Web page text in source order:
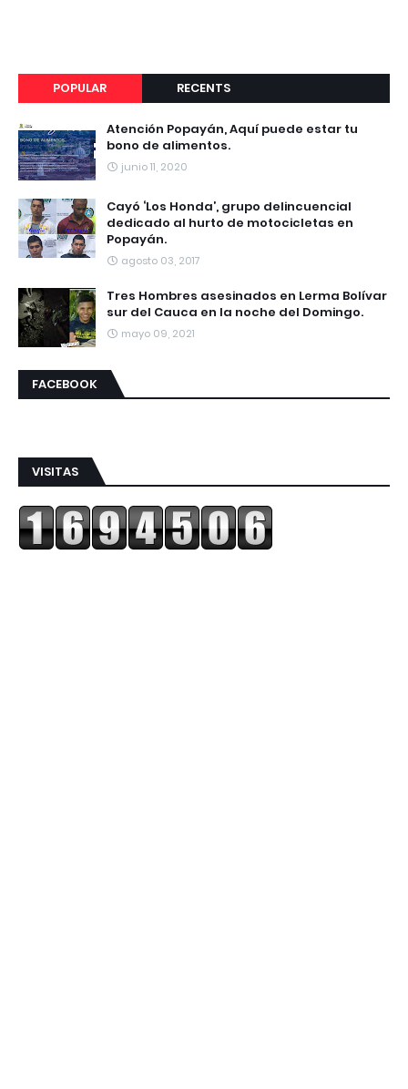
POPULAR RECENTS
Atención Popayán, Aquí puede estar tu
bono de alimentos.
junio 11, 2020
Cayó ‘Los Honda’, grupo delincuencial
dedicado al hurto de motocicletas en
Popayán.
agosto 03, 2017
Tres Hombres asesinados en Lerma Bolívar
sur del Cauca en la noche del Domingo.
mayo 09, 2021
FACEBOOK
VISITAS